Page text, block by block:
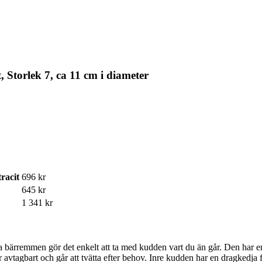
7, ca 11 cm i diameter
696 kr
645 kr
1 341 kr
gör det enkelt att ta med kudden vart du än går. Den har
och går att tvätta efter behov. Inre kudden har en